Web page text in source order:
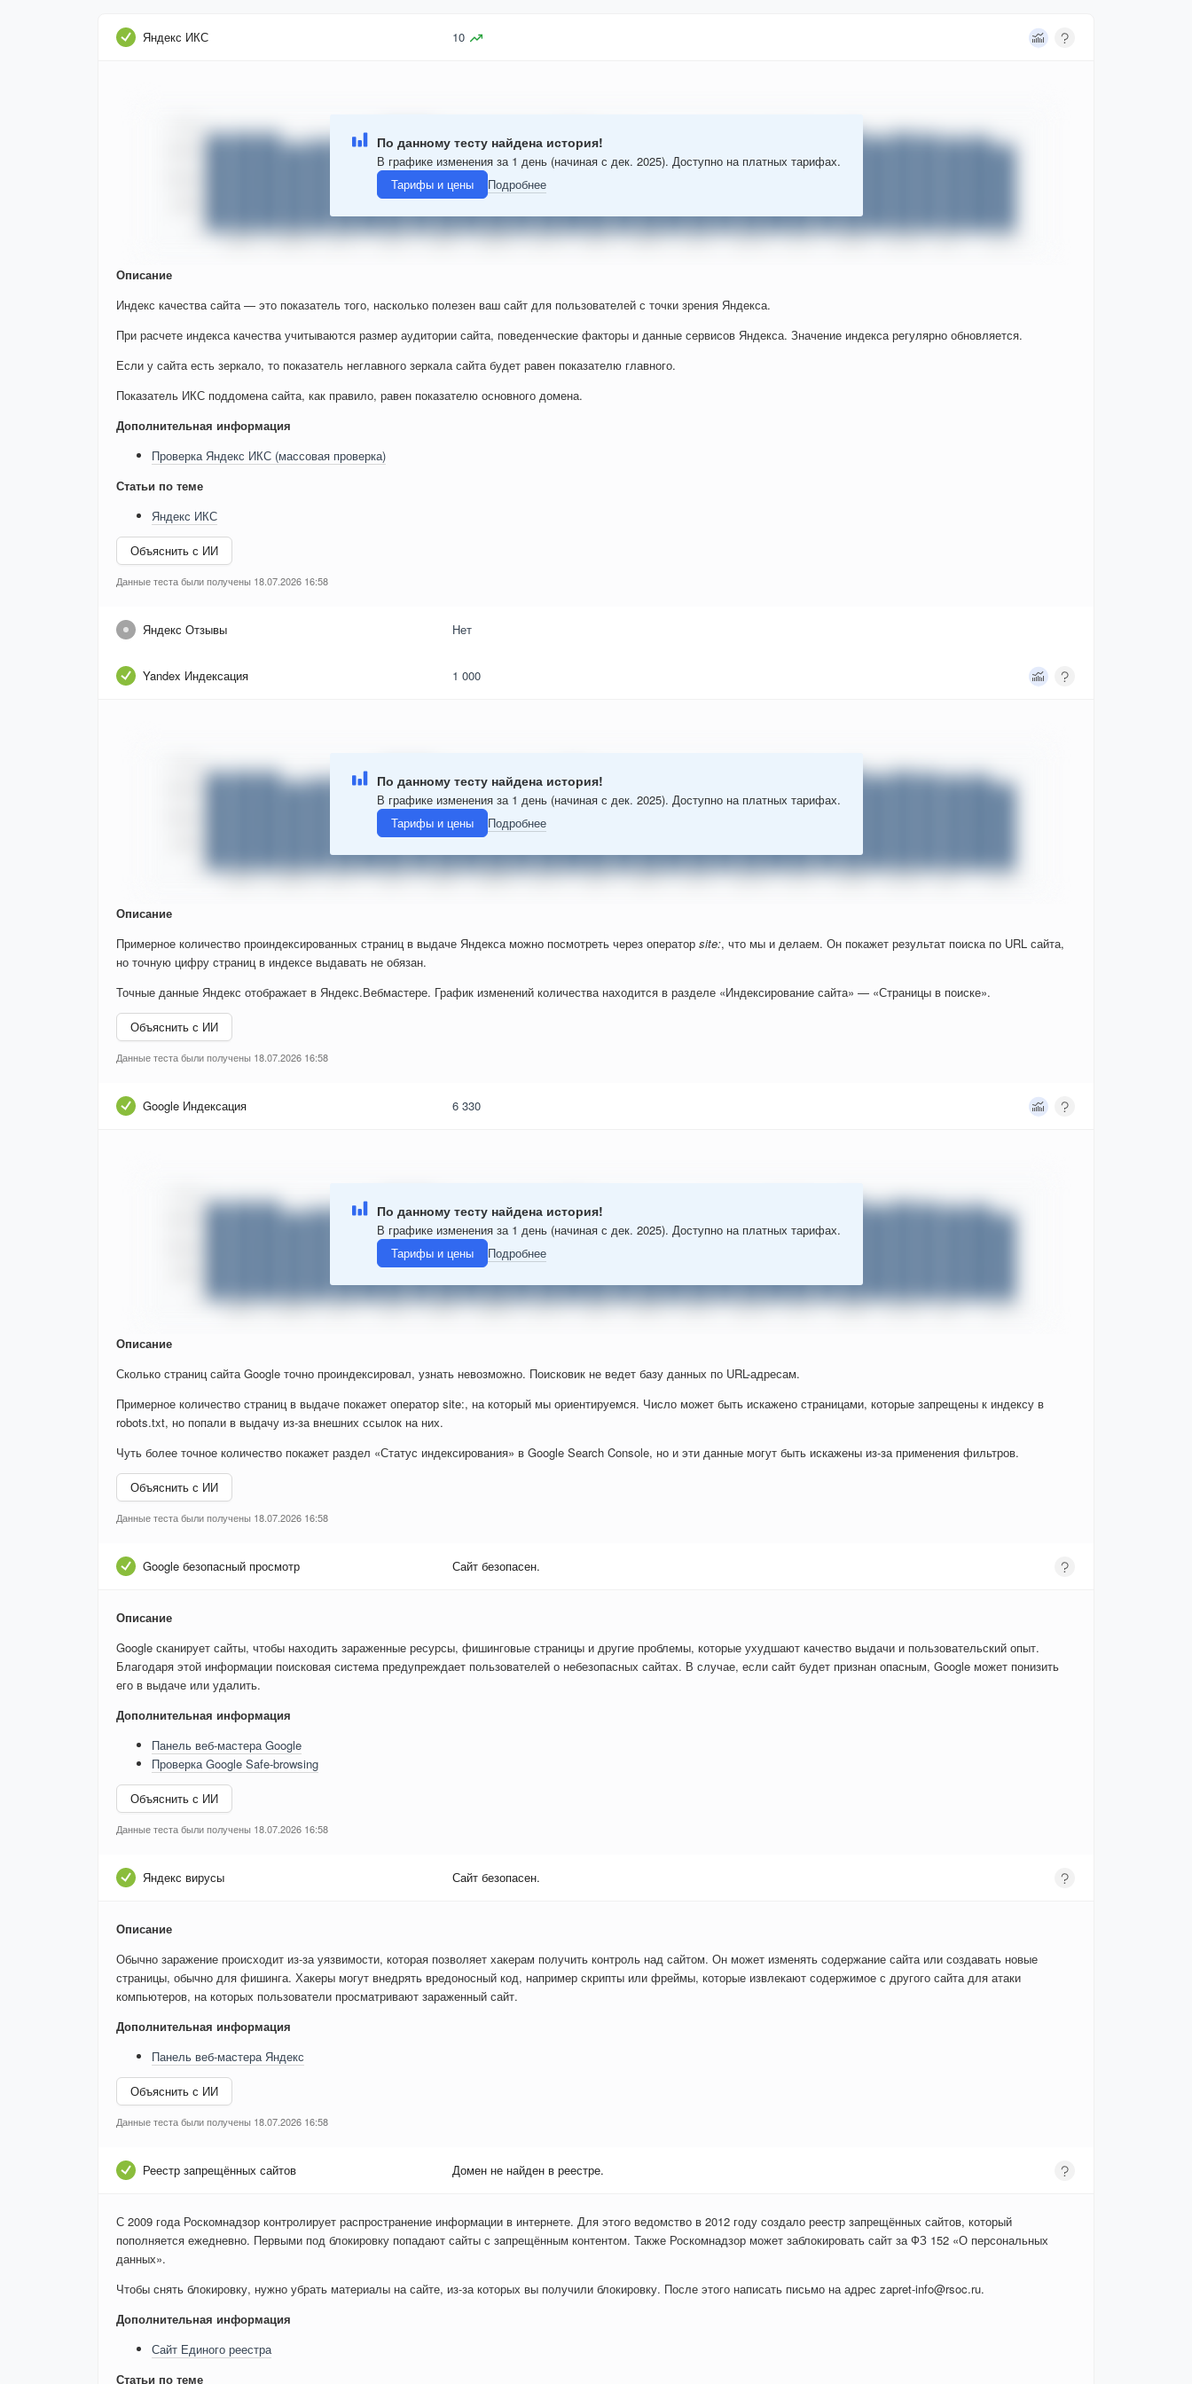
Яндекс ИКС 10
По данному тесту найдена история!
В графике изменения за 1 день (начиная с дек. 2025). Доступно на платных тарифах.
Тарифы и цены
Подробнее
Описание
Индекс качества сайта — это показатель того, насколько полезен ваш сайт для пользователей с точки зрения Яндекса.
При расчете индекса качества учитываются размер аудитории сайта, поведенческие факторы и данные сервисов Яндекса. Значение индекса регулярно обновляется.
Если у сайта есть зеркало, то показатель неглавного зеркала сайта будет равен показателю главного.
Показатель ИКС поддомена сайта, как правило, равен показателю основного домена.
Дополнительная информация
Проверка Яндекс ИКС (массовая проверка)
Статьи по теме
Яндекс ИКС
Объяснить с ИИ
Данные теста были получены 18.07.2026 16:58
Яндекс Отзывы Нет
Yandex Индексация 1 000
По данному тесту найдена история!
В графике изменения за 1 день (начиная с дек. 2025). Доступно на платных тарифах.
Тарифы и цены
Подробнее
Описание
Примерное количество проиндексированных страниц в выдаче Яндекса можно посмотреть через оператор site:, что мы и делаем. Он покажет результат поиска по URL сайта,
но точную цифру страниц в индексе выдавать не обязан.
Точные данные Яндекс отображает в Яндекс.Вебмастере. График изменений количества находится в разделе «Индексирование сайта» — «Страницы в поиске».
Объяснить с ИИ
Данные теста были получены 18.07.2026 16:58
Google Индексация 6 330
По данному тесту найдена история!
В графике изменения за 1 день (начиная с дек. 2025). Доступно на платных тарифах.
Тарифы и цены
Подробнее
Описание
Сколько страниц сайта Google точно проиндексировал, узнать невозможно. Поисковик не ведет базу данных по URL-адресам.
Примерное количество страниц в выдаче покажет оператор site:, на который мы ориентируемся. Число может быть искажено страницами, которые запрещены к индексу в
robots.txt, но попали в выдачу из-за внешних ссылок на них.
Чуть более точное количество покажет раздел «Статус индексирования» в Google Search Console, но и эти данные могут быть искажены из-за применения фильтров.
Объяснить с ИИ
Данные теста были получены 18.07.2026 16:58
Google безопасный просмотр Сайт безопасен.
Описание
Google сканирует сайты, чтобы находить зараженные ресурсы, фишинговые страницы и другие проблемы, которые ухудшают качество выдачи и пользовательский опыт.
Благодаря этой информации поисковая система предупреждает пользователей о небезопасных сайтах. В случае, если сайт будет признан опасным, Google может понизить
его в выдаче или удалить.
Дополнительная информация
Панель веб-мастера Google
Проверка Google Safe-browsing
Объяснить с ИИ
Данные теста были получены 18.07.2026 16:58
Яндекс вирусы Сайт безопасен.
Описание
Обычно заражение происходит из-за уязвимости, которая позволяет хакерам получить контроль над сайтом. Он может изменять содержание сайта или создавать новые
страницы, обычно для фишинга. Хакеры могут внедрять вредоносный код, например скрипты или фреймы, которые извлекают содержимое с другого сайта для атаки
компьютеров, на которых пользователи просматривают зараженный сайт.
Дополнительная информация
Панель веб-мастера Яндекс
Объяснить с ИИ
Данные теста были получены 18.07.2026 16:58
Реестр запрещённых сайтов Домен не найден в реестре.
С 2009 года Роскомнадзор контролирует распространение информации в интернете. Для этого ведомство в 2012 году создало реестр запрещённых сайтов, который
пополняется ежедневно. Первыми под блокировку попадают сайты с запрещённым контентом. Также Роскомнадзор может заблокировать сайт за ФЗ 152 «О персональных
данных».
Чтобы снять блокировку, нужно убрать материалы на сайте, из-за которых вы получили блокировку. После этого написать письмо на адрес zapret-info@rsoc.ru.
Дополнительная информация
Сайт Единого реестра
Статьи по теме